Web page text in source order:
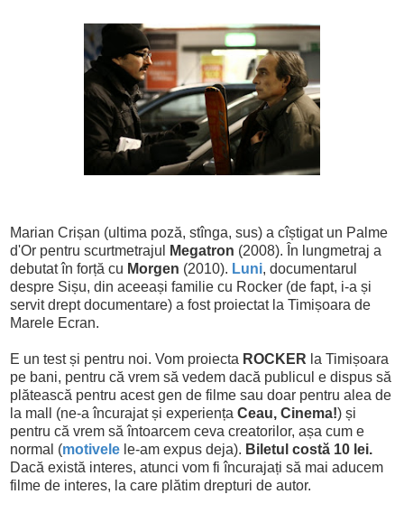
Marian Crișan (ultima poză, stînga, sus) a cîștigat un Palme
d'Or pentru scurtmetrajul
Megatron (2008). În lungmetraj a
debutat în forță cu Morgen (2010). Luni, documentarul
despre Sișu, din aceeași familie cu Rocker (de fapt, i-a și
servit drept documentare) a fost proiectat la Timișoara de
Marele Ecran.
E un test și pentru noi. Vom proiecta ROCKER la Timișoara
pe bani, pentru că vrem să vedem dacă publicul e dispus să
plătească pentru acest gen de filme sau doar pentru alea de
la mall (ne-a încurajat și experiența Ceau, Cinema!) și
pentru că vrem să întoarcem ceva creatorilor, așa cum e
normal (motivele le-am expus deja). Biletul costă 10 lei.
Dacă există interes, atunci vom fi încurajați să mai aducem
filme de interes, la care plătim drepturi de autor.